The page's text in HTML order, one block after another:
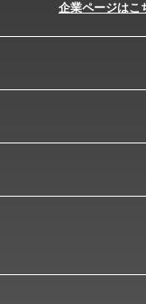
企業ページはこ